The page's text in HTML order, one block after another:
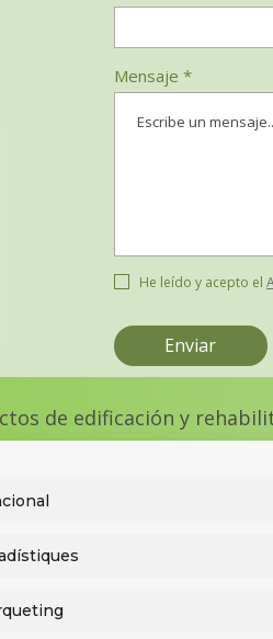
Mensaje *
He leído y acepto el
de edificación y